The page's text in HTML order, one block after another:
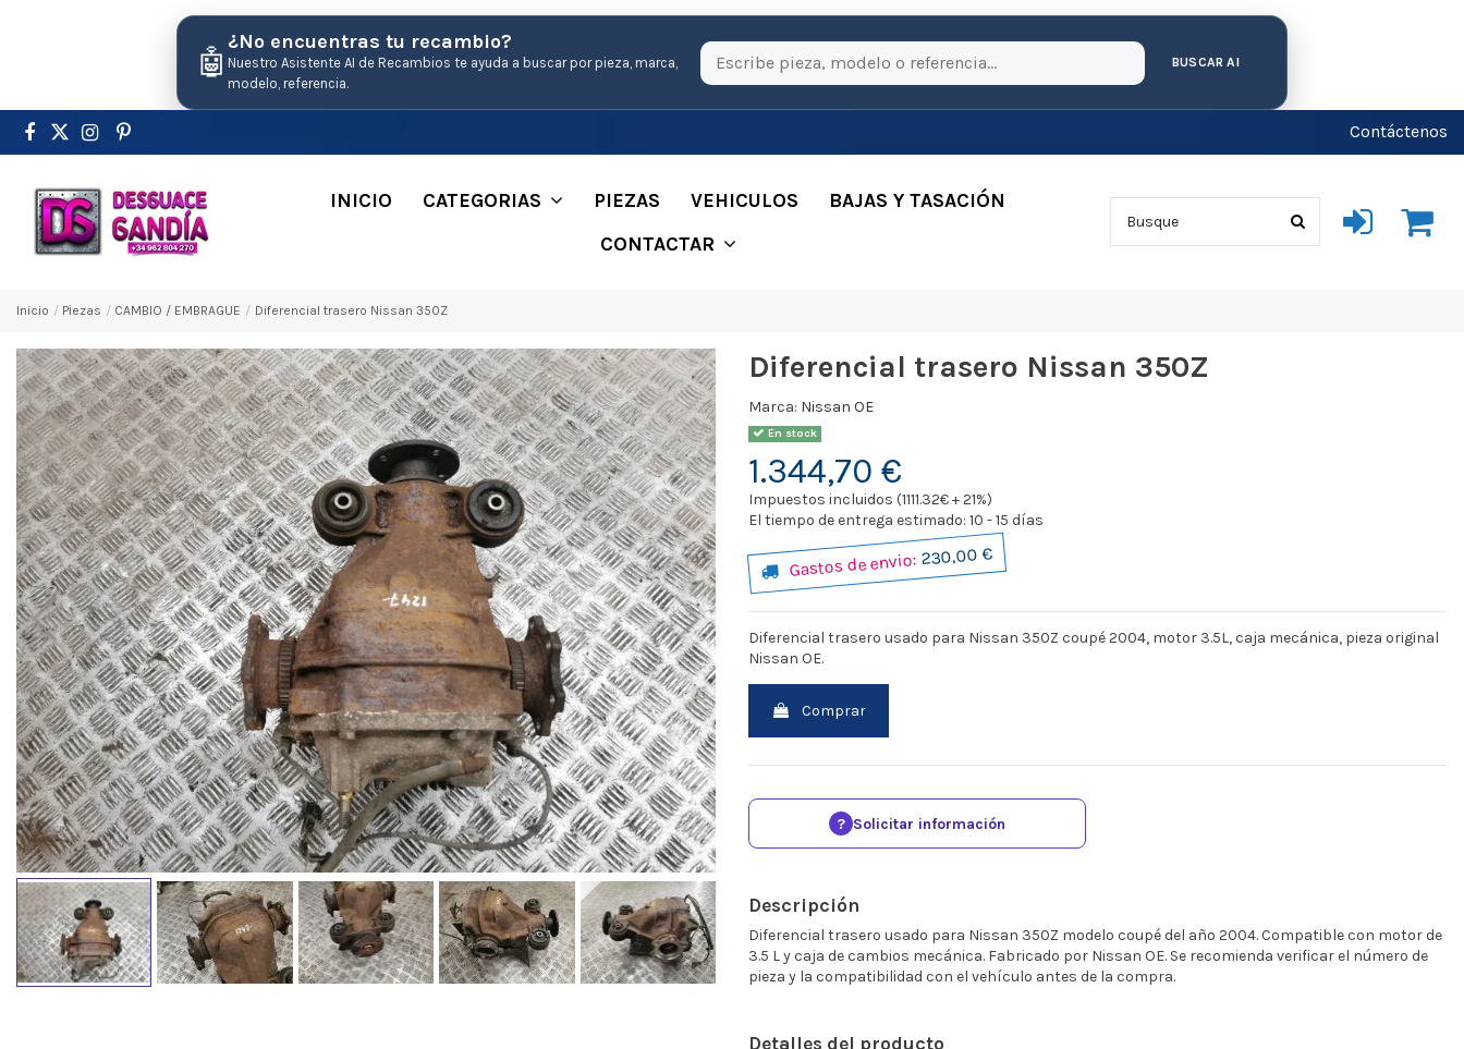
🤖
¿No encuentras tu recambio?
Nuestro Asistente AI de Recambios te ayuda a buscar por pieza, marca,
modelo, referencia.
BUSCAR AI
Contáctenos
INICIO CATEGORIAS PIEZAS VEHICULOS
BAJAS Y TASACIÓN
CONTACTAR
Inicio Pіezas CAMBIO / EMBRAGUE Diferencial trasero Nissan 350Z
Diferencial trasero Nissan 350Z
Marca: Nissan OE
En stock
1.344,70 €
Impuestos incluidos (1111.32€ + 21%)
El tiempo de entrega estimado: 10 - 15 días
Gastos de envio:230,00 €
Diferencial trasero usado para Nissan 350Z coupé 2004, motor 3.5L, caja mecánica, pieza original
Nissan OE.
Comprar
? Solicitar información
Descripción
Diferencial trasero usado para Nissan 350Z modelo coupé del año 2004. Compatible con motor de
3.5 L y caja de cambios mecánica. Fabricado por Nissan OE. Se recomienda verificar el número de
pieza y la compatibilidad con el vehículo antes de la compra.
Detalles del producto